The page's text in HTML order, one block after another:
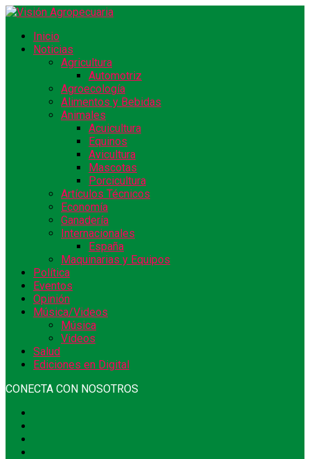
Inicio
Noticias
Agricultura
Automotriz
Agroecología
Alimentos y Bebidas
Animales
Acuicultura
Equinos
Avicultura
Mascotas
Porcicultura
Artículos Técnicos
Economía
Ganadería
Internacionales
España
Maquinarias y Equipos
Política
Eventos
Opinión
Música/Videos
Música
Videos
Salud
Ediciones en Digital
CONECTA CON NOSOTROS